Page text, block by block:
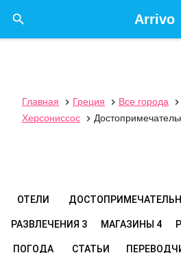
Arrivo

Главная  Греция  Все города 
Херсониссос

ОТЕЛИ
РАЗВЛЕЧЕНИЯ 3 МАГАЗИНЫ 4
ПОГОДА СТАТЬИ